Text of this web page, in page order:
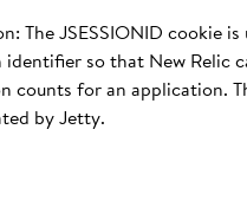
The JSESSIONID cookie
identifier so that New Relic
counts for an application.
by Jetty.